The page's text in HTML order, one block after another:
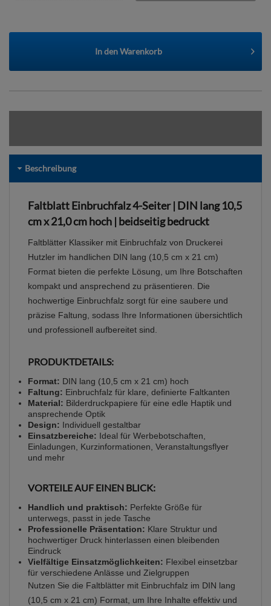
In den Warenkorb
Beschreibung
Faltblatt Einbruchfalz 4-Seiter | DIN lang 10,5
cm x 21,0 cm hoch | beidseitig bedruckt
Faltblätter Klassiker mit Einbruchfalz von Druckerei
Hutzler im handlichen DIN lang (10,5 cm x 21 cm)
Format bieten die perfekte Lösung, um Ihre Botschaften
kompakt und ansprechend zu präsentieren. Die
hochwertige Einbruchfalz sorgt für eine saubere und
präzise Faltung, sodass Ihre Informationen übersichtlich
und professionell aufbereitet sind.
PRODUKTDETAILS:
Format: DIN lang (10,5 cm x 21 cm) hoch
Faltung: Einbruchfalz für klare, definierte Faltkanten
Material: Bilderdruckpapiere für eine edle Haptik und
ansprechende Optik
Design: Individuell gestaltbar
Einsatzbereiche: Ideal für Werbebotschaften,
Einladungen, Kurzinformationen, Veranstaltungsflyer
und mehr
VORTEILE AUF EINEN BLICK:
Handlich und praktisch: Perfekte Größe für
unterwegs, passt in jede Tasche
Professionelle Präsentation: Klare Struktur und
hochwertiger Druck hinterlassen einen bleibenden
Eindruck
Vielfältige Einsatzmöglichkeiten: Flexibel einsetzbar
für verschiedene Anlässe und Zielgruppen
Nutzen Sie die Faltblätter mit Einbruchfalz im DIN lang
(10,5 cm x 21 cm) Format, um Ihre Inhalte effektiv und